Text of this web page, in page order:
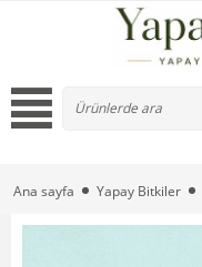
Ana sayfa Yapay Bitkiler